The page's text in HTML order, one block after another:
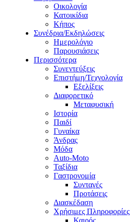
Οικολογία
Κατοικίδια
Κήπος
Συνέδρια/Εκδηλώσεις
Ημερολόγιο
Παρουσιάσεις
Περισσότερα
Συνεντεύξεις
Επιστήμη/Τεχνολογία
Εξελίξεις
Διαφορετικό
Μεταφυσική
Ιστορία
Παιδί
Γυναίκα
Άνδρας
Μόδα
Auto-Moto
Ταξίδια
Γαστρονομία
Συνταγές
Προτάσεις
Διασκέδαση
Χρήσιμες Πληροφορίες
Καιρός